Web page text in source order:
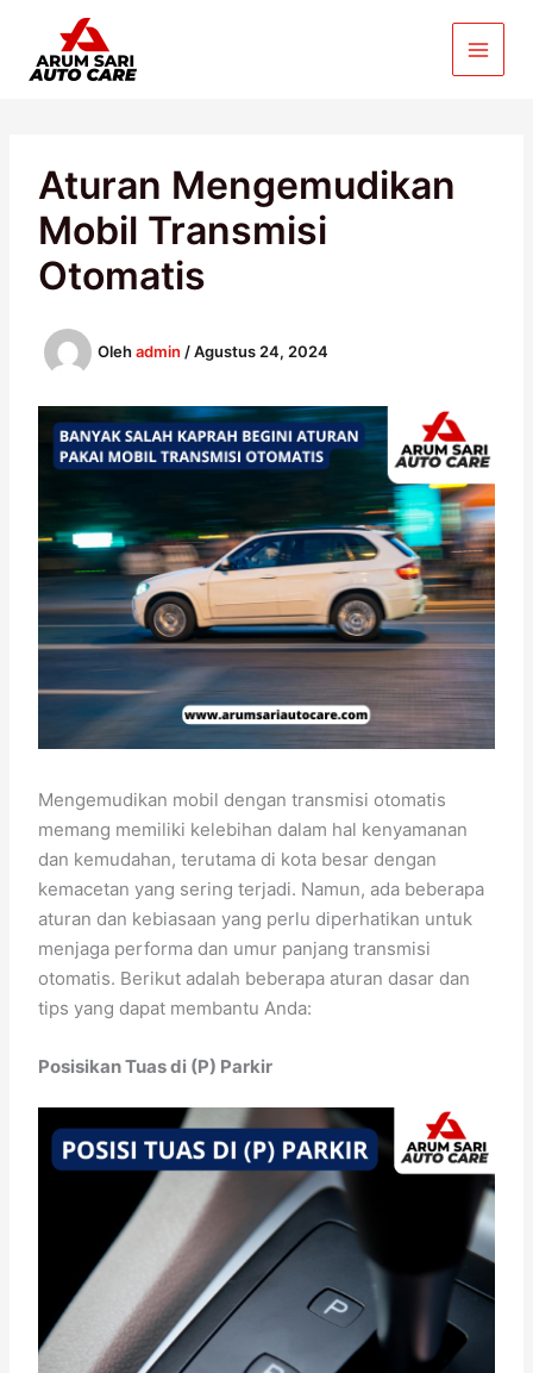
konten
Aturan Mengemudikan
Mobil Transmisi
Otomatis
Olehadmin /Agustus 24, 2024
Mengemudikan mobil dengan transmisi otomatis
memang memiliki kelebihan dalam hal kenyamanan
dan kemudahan, terutama di kota besar dengan
kemacetan yang sering terjadi. Namun, ada beberapa
aturan dan kebiasaan yang perlu diperhatikan untuk
menjaga performa dan umur panjang transmisi
otomatis. Berikut adalah beberapa aturan dasar dan
tips yang dapat membantu Anda:
Posisikan Tuas di (P) Parkir